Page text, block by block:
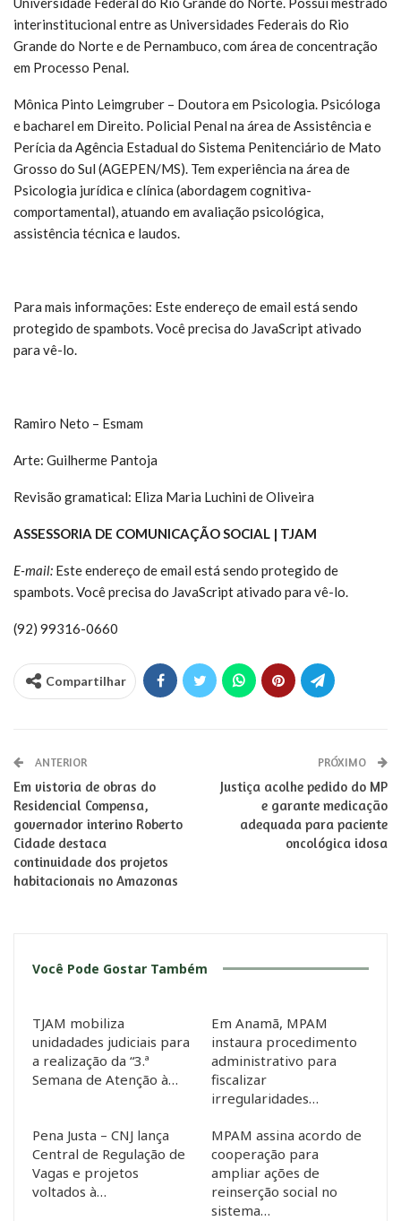
interinstitucional entre as Universidades Federais do Rio
Grande do Norte e de Pernambuco, com área de concentração
em Processo Penal.
Mônica Pinto Leimgruber – Doutora em Psicologia. Psicóloga
e bacharel em Direito. Policial Penal na área de Assistência e
Perícia da Agência Estadual do Sistema Penitenciário de Mato
Grosso do Sul (AGEPEN/MS). Tem experiência na área de
Psicologia jurídica e clínica (abordagem cognitiva-
comportamental), atuando em avaliação psicológica,
assistência técnica e laudos.
Para mais informações: Este endereço de email está sendo
protegido de spambots. Você precisa do JavaScript ativado
para vê-lo.
Ramiro Neto – Esmam
Arte: Guilherme Pantoja
Revisão gramatical: Eliza Maria Luchini de Oliveira
ASSESSORIA DE COMUNICAÇÃO SOCIAL | TJAM
E-mail: Este endereço de email está sendo protegido de
spambots. Você precisa do JavaScript ativado para vê-lo.
(92) 99316-0660
Compartilhar
ANTERIOR
Em vistoria de obras do
Residencial Compensa,
governador interino Roberto
Cidade destaca
continuidade dos projetos
habitacionais no Amazonas
PRÓXIMO
Justiça acolhe pedido do MP
e garante medicação
adequada para paciente
oncológica idosa
Você Pode Gostar Também
TJAM mobiliza
unidadades judiciais para
a realização da “3.ª
Semana de Atenção à…
Em Anamã, MPAM
instaura procedimento
administrativo para
fiscalizar
irregularidades…
Pena Justa – CNJ lança
Central de Regulação de
Vagas e projetos
voltados à…
MPAM assina acordo de
cooperação para
ampliar ações de
reinserção social no
sistema…